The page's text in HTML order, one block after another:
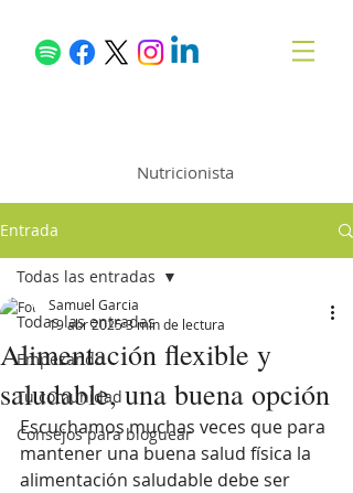
Nutricionista
Entrada
Todas las entradas
Empezando
Tu comunidad
Consejos para bloguear
Todas las entradas
Alimentación flexible y
saludable, una buena opción
Samuel Garcia
19 abr 20253 min de lectura
Escuchamos muchas veces que para
mantener una buena salud física la
alimentación saludable debe ser